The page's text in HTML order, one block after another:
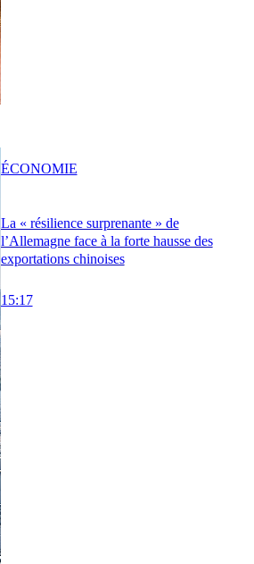
La « résilience surprenante » de
l’Allemagne face à la forte hausse des
exportations chinoises
15:17
ÉCONOMIE